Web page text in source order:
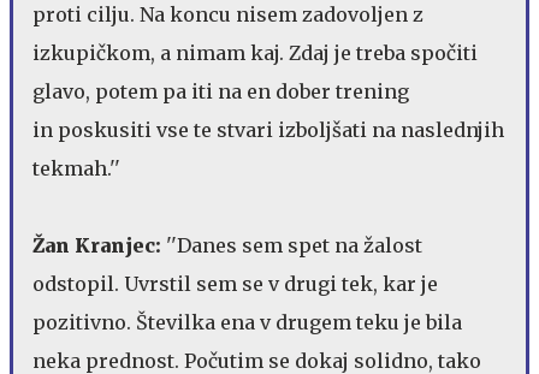
proti cilju. Na koncu nisem zadovoljen z
izkupičkom, a nimam kaj. Zdaj je treba spočiti
glavo, potem pa iti na en dober trening
in poskusiti vse te stvari izboljšati na naslednjih
tekmah.''
Žan Kranjec: ''Danes sem spet na žalost
odstopil. Uvrstil sem se v drugi tek, kar je
pozitivno. Številka ena v drugem teku je bila
neka prednost. Počutim se dokaj solidno, tako